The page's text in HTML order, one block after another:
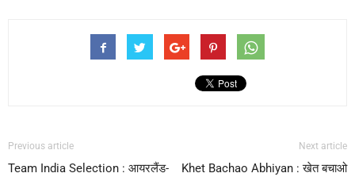
Previous article
Team India Selection : आयरलैंड-
Next article
Khet Bachao Abhiyan : खेत बचाओ